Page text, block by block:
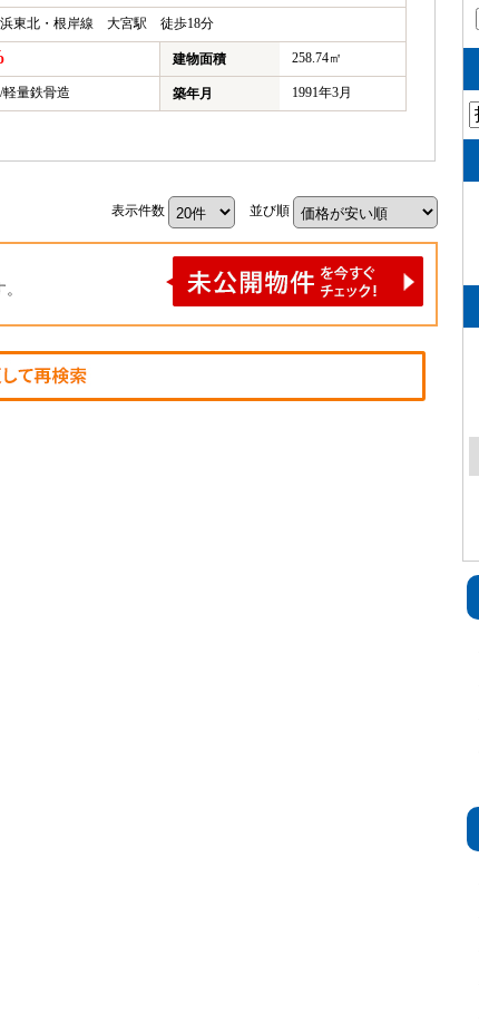
浜東北・根岸線 大宮駅 徒歩18分
建物面積 258.74㎡
軽量鉄骨造 築年月 1991年3月
表示件数 並び順